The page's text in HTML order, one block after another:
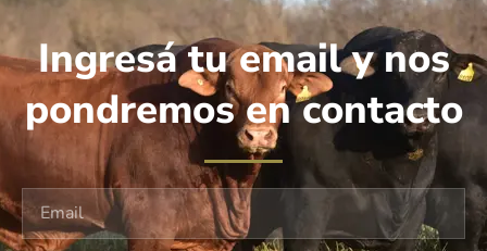
Ingresá tu email y nos
pondremos en contacto
m
a